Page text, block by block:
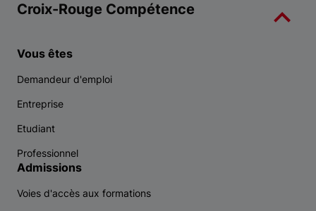
Croix-Rouge Compétence
Vous êtes
Demandeur d'emploi
Entreprise
Etudiant
Professionnel
Admissions
Voies d'accès aux formations